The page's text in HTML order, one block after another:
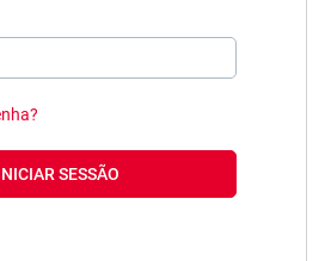
SESSÃO